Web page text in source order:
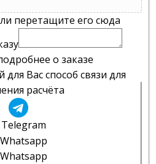
перетащите его сюда
о заказе
Вас способ связи для
расчёта
Telegram
Whatsapp